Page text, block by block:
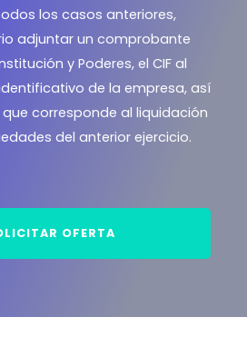
los casos anteriores,
adjuntar un comprobante
y Poderes, el CIF al
de la empresa, así
corresponde al liquidación
del anterior ejercicio.
OFERTA